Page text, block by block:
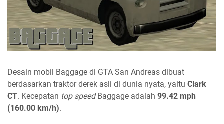
Desain mobil Baggage di GTA San Andreas dibuat
berdasarkan traktor derek asli di dunia nyata, yaitu Clark
CT. Kecepatan top speedBaggage adalah 99.42 mph
(160.00 km/h).